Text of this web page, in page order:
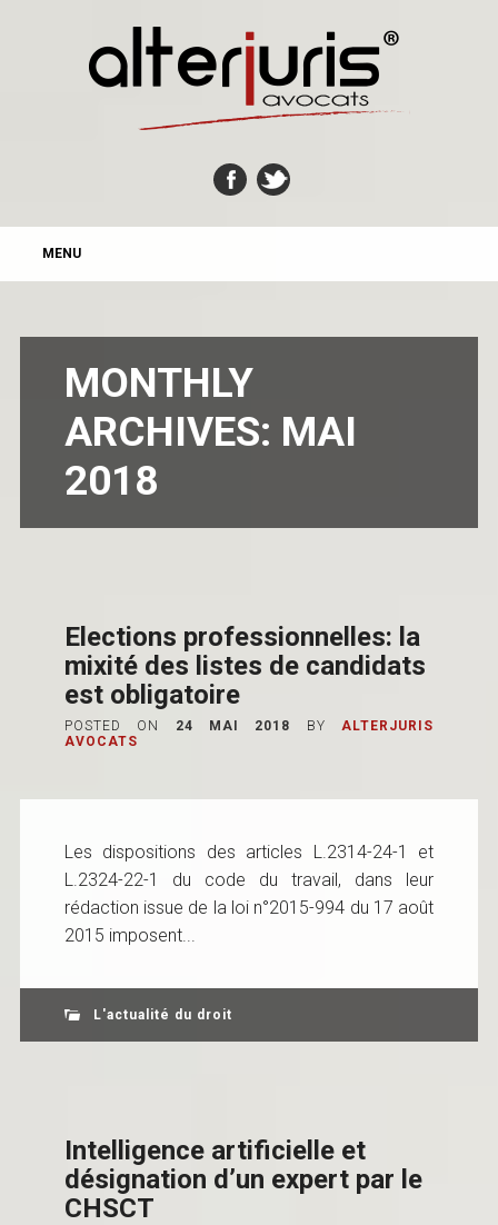
MAIN MENU
MENU
MONTHLY
ARCHIVES: MAI
2018
Elections professionnelles: la
mixité des listes de candidats
est obligatoire
POSTED ON 24 MAI 2018 BY
ALTERJURIS
AVOCATS
Les dispositions des articles L.2314-24-1 et
L.2324-22-1 du code du travail, dans leur
rédaction issue de la loi n°2015-994 du 17 août
2015 imposent...
L'actualité du droit
Intelligence artificielle et
désignation d’un expert par le
CHSCT